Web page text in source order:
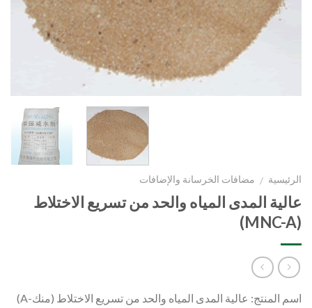
الرئيسية / مضافات الخرسانة والإضافات
عالية المدى المياه والحد من تسريع الاختلاط
(MNC-A)
اسم المنتج: عالية المدى المياه والحد من تسريع الاختلاط (منك-A)